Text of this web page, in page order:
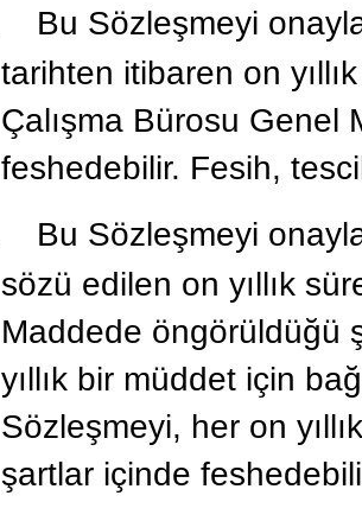
Bu Sözleşmeyi
tarihten itibaren on
Çalışma Bürosu Genel
feshedebilir. Fesih,
Bu Sözleşmeyi
sözü edilen on yıllık
Maddede öngörüldüğü
yıllık bir müddet için
Sözleşmeyi, her on
şartlar içinde